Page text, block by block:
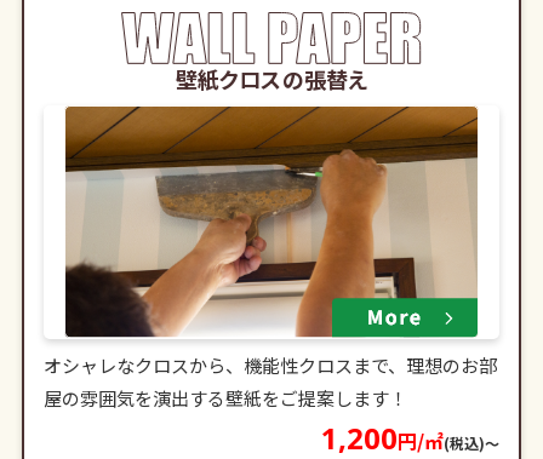
壁紙クロスの張替え
オシャレなクロスから、機能性クロスまで、理想のお部
屋の雰囲気を演出する壁紙をご提案します！
1,200円/㎡(税込)〜